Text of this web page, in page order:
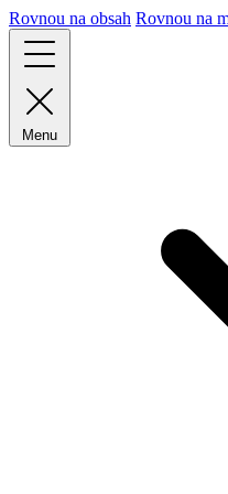
Rovnou na obsah Rovnou na
Menu